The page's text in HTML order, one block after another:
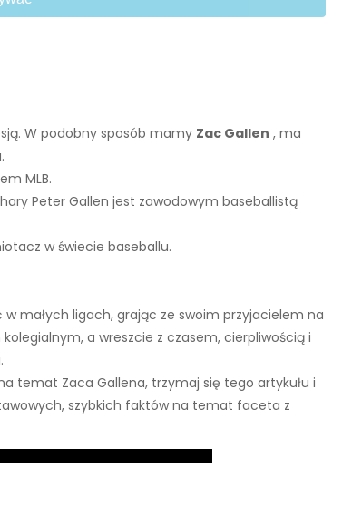
W podobny sposób mamy Zac Gallen , ma
MLB.
Peter Gallen jest zawodowym baseballistą
w świecie baseballu.
małych ligach, grając ze swoim przyjacielem na
a wreszcie z czasem, cierpliwością i
temat Zaca Gallena, trzymaj się tego artykułu i
szybkich faktów na temat faceta z